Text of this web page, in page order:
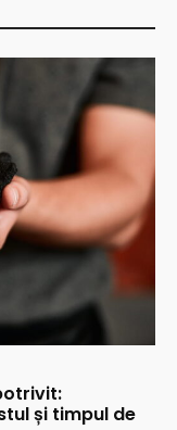
și timpul de